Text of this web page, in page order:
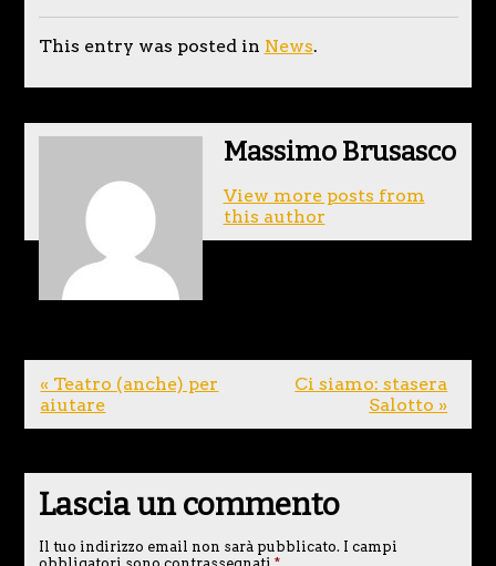
This entry was posted in News.
Massimo Brusasco
View more posts from
this author
« Teatro (anche) per
aiutare
Ci siamo: stasera
Salotto »
Lascia un commento
Il tuo indirizzo email non sarà pubblicato. I campi